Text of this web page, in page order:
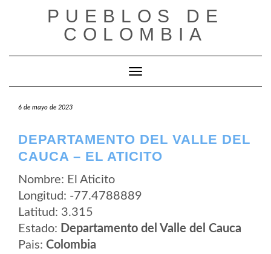
PUEBLOS DE
COLOMBIA
Cambiar modo de navegación
6 de mayo de 2023
DEPARTAMENTO DEL VALLE DEL
CAUCA – EL ATICITO
Nombre: El Aticito
Longitud: -77.4788889
Latitud: 3.315
Estado: Departamento del Valle del Cauca
Pais: Colombia